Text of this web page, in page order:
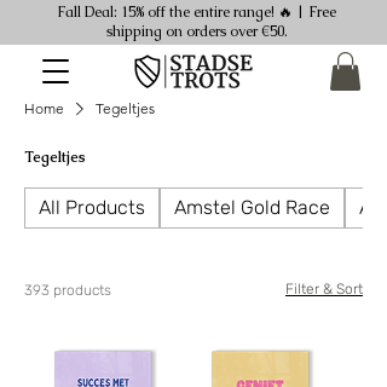
Fall Deal: 15% off the entire range! 🔥 | Free
shipping on orders over €50.
Home Tegeltjes
Tegeltjes
All Products Amstel Gold Race
393 products Filter & Sort